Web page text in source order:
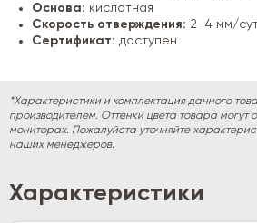
Основа: кислотная
Скорость отверждения: 2–4 мм/
Сертификат: доступен
*Характеристики и комплектация данного
производителем. Оттенки цвета товара могут
мониторах. Пожалуйста уточняйте
наших менеджеров.
Характеристики